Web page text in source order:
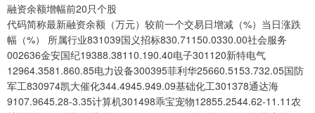
融资余额增幅前20只个股
代码简称最新融资余额（万元）较前一个交易日增减（%）当日涨跌
幅（%） 所属行业831039国义招标830.71150.0330.00社会服务
002636金安国纪19388.38110.190.40电子301120新特电气
12964.3581.860.85电力设备300395菲利华25660.5153.732.05国防
军工830974凯大催化344.4945.949.09基础化工301378通达海
9107.9645.28-3.35计算机301498乖宝宠物12855.2544.62-11.11农